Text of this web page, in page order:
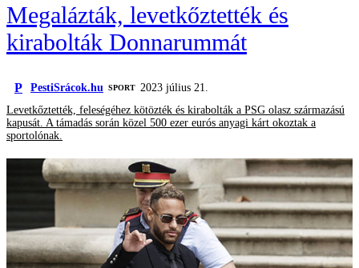
Megalázták, levetkőztették és
kirabolták Donnarummát
P PestiSrácok.hu SPORT
2023 július 21.
Levetkőztették, feleségéhez kötözték és kirabolták a PSG olasz származású
kapusát. A támadás során közel 500 ezer eurós anyagi kárt okoztak a
sportolónak.